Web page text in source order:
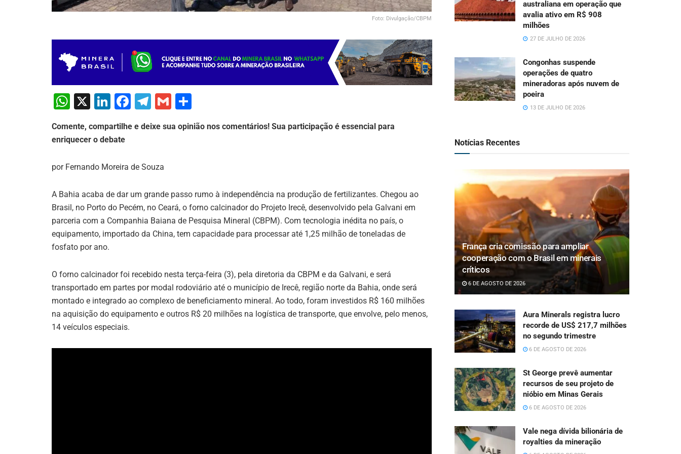
Foto: Divulgação/CBPM
W
at
s
A
p
X
Li
k
dI
F
c
b
o
k
T
el
e
a
G
ai
h
ar
Comente, compartilhe e deixe sua opinião nos comentários! Sua participação é essencial para
enriquecer o debate
por Fernando Moreira de Souza
A Bahia acaba de dar um grande passo rumo à independência na produção de fertilizantes. Chegou ao
Brasil, no Porto do Pecém, no Ceará, o forno calcinador do Projeto Irecê, desenvolvido pela Galvani em
parceria com a Companhia Baiana de Pesquisa Mineral (CBPM). Com tecnologia inédita no país, o
equipamento, importado da China, tem capacidade para processar até 1,25 milhão de toneladas de
fosfato por ano.
O forno calcinador foi recebido nesta terça-feira (3), pela diretoria da CBPM e da Galvani, e será
transportado em partes por modal rodoviário até o município de Irecê, região norte da Bahia, onde será
montado e integrado ao complexo de beneficiamento mineral. Ao todo, foram investidos R$ 160 milhões
na aquisição do equipamento e outros R$ 20 milhões na logística de transporte, que envolve, pelo menos,
14 veículos especiais.
australiana em operação que
avalia ativo em R$ 908
milhões
27 DE JULHO DE 2026
Congonhas suspende
operações de quatro
mineradoras após nuvem de
poeira
13 DE JULHO DE 2026
Notícias Recentes
França cria comissão para ampliar
cooperação com o Brasil em minerais
críticos
6 DE AGOSTO DE 2026
Aura Minerals registra lucro
recorde de US$ 217,7 milhões
no segundo trimestre
6 DE AGOSTO DE 2026
St George prevê aumentar
recursos de seu projeto de
nióbio em Minas Gerais
6 DE AGOSTO DE 2026
Vale nega dívida bilionária de
royalties da mineração